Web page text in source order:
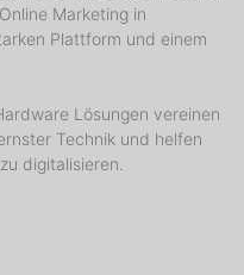
Marketing in
Plattform und einem
Lösungen vereinen
Technik und helfen
digitalisieren.